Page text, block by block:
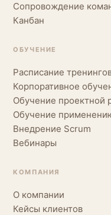
Сопровождение
Канбан
ОБУЧЕНИЕ
Расписание
Корпоративное
Обучение проектной
Обучение
Внедрение Scrum
Вебинары
КОМПАНИЯ
О компании
Кейсы клиентов